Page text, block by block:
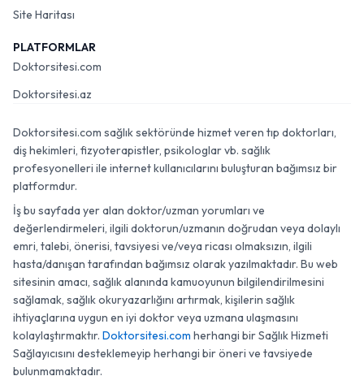
Site Haritası
PLATFORMLAR
Doktorsitesi.com
Doktorsitesi.az
Doktorsitesi.com sağlık sektöründe hizmet veren tıp doktorları,
diş hekimleri, fizyoterapistler, psikologlar vb. sağlık
profesyonelleri ile internet kullanıcılarını buluşturan bağımsız bir
platformdur.
İş bu sayfada yer alan doktor/uzman yorumları ve
değerlendirmeleri, ilgili doktorun/uzmanın doğrudan veya dolaylı
emri, talebi, önerisi, tavsiyesi ve/veya ricası olmaksızın, ilgili
hasta/danışan tarafından bağımsız olarak yazılmaktadır. Bu web
sitesinin amacı, sağlık alanında kamuoyunun bilgilendirilmesini
sağlamak, sağlık okuryazarlığını artırmak, kişilerin sağlık
ihtiyaçlarına uygun en iyi doktor veya uzmana ulaşmasını
kolaylaştırmaktır. Doktorsitesi.com herhangi bir Sağlık Hizmeti
Sağlayıcısını desteklemeyip herhangi bir öneri ve tavsiyede
bulunmamaktadır.